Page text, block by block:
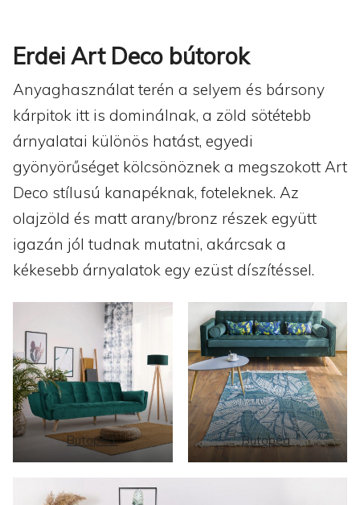
Erdei Art Deco bútorok
Anyaghasználat terén a selyem és bársony
kárpitok itt is dominálnak, a zöld sötétebb
árnyalatai különös hatást, egyedi
gyönyörűséget kölcsönöznek a megszokott Art
Deco stílusú kanapéknak, foteleknek. Az
olajzöld és matt arany/bronz részek együtt
igazán jól tudnak mutatni, akárcsak a
kékesebb árnyalatok egy ezüst díszítéssel.
Butopêa Butopêa